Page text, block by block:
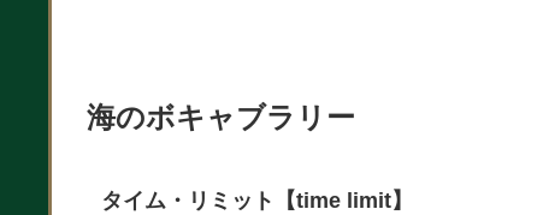
海のボキャブラリー
タイム・リミット【time limit】